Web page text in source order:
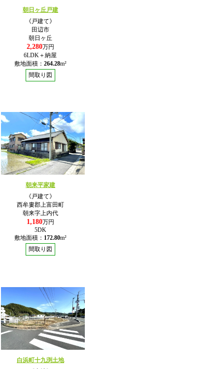
朝日ヶ丘戸建
《戸建て》
田辺市
朝日ヶ丘
2,280万円
6LDK＋納屋
敷地面積： 264.28m²
間取り図
朝来平家建
《戸建て》
西牟婁郡上富田町
朝来字上内代
1,180万円
5DK
敷地面積： 172.80m²
間取り図
白浜町十九渕土地